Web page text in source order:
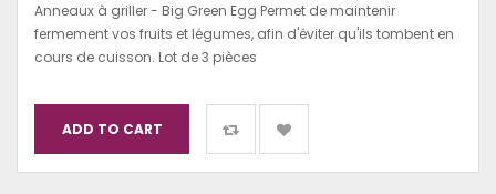
Anneaux à griller - Big Green Egg Permet de maintenir
fermement vos fruits et légumes, afin d'éviter qu'ils tombent en
cours de cuisson. Lot de 3 pièces
ADD TO CART